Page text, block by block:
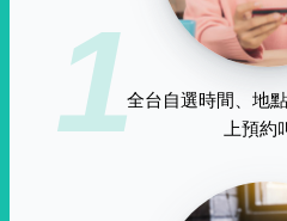
1全台自選時間、地
上預約